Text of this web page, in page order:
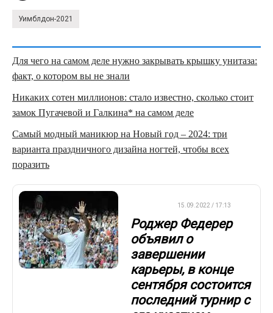
Уимблдон-2021
Для чего на самом деле нужно закрывать крышку унитаза:
факт, о котором вы не знали
Никаких сотен миллионов: стало известно, сколько стоит
замок Пугачевой и Галкина* на самом деле
Самый модный маникюр на Новый год – 2024: три
варианта праздничного дизайна ногтей, чтобы всех
поразить
15.09.2022 / 17:13
Роджер Федерер
объявил о
завершении
карьеры, в конце
сентября состоится
последний турнир с